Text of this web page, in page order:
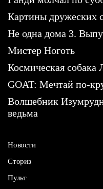
Картины дружеских
Не одна дома 3.
Мистер Ноготь
Космическая собака
GOAT: Мечтай по-
Волшебник
ведьма
Новости
Сториз
Пульт